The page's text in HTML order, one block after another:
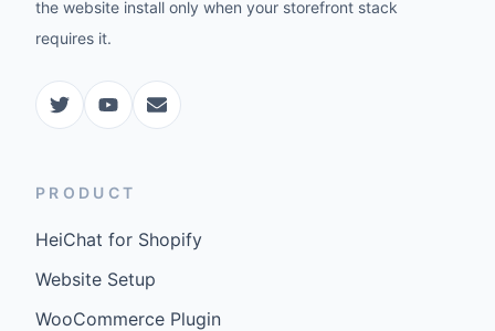
the website install only when your storefront stack
requires it.
PRODUCT
HeiChat for Shopify
Website Setup
WooCommerce Plugin